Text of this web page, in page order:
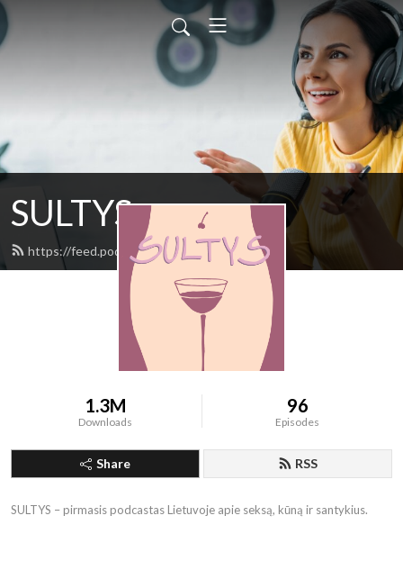
SULTYS
https://feed.podbean.com/sultys/feed.xml
1.3M
Downloads
96
Episodes
Share RSS
SULTYS – pirmasis podcastas Lietuvoje apie seksą, kūną ir santykius.